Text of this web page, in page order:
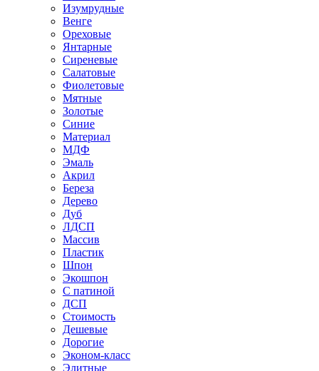
Изумрудные
Венге
Ореховые
Янтарные
Сиреневые
Салатовые
Фиолетовые
Мятные
Золотые
Синие
Материал
МДФ
Эмаль
Акрил
Береза
Дерево
Дуб
ЛДСП
Массив
Пластик
Шпон
Экошпон
С патиной
ДСП
Стоимость
Дешевые
Дорогие
Эконом-класс
Элитные